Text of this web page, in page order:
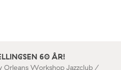
60 ÅR!
Orleans Workshop Jazzclub /